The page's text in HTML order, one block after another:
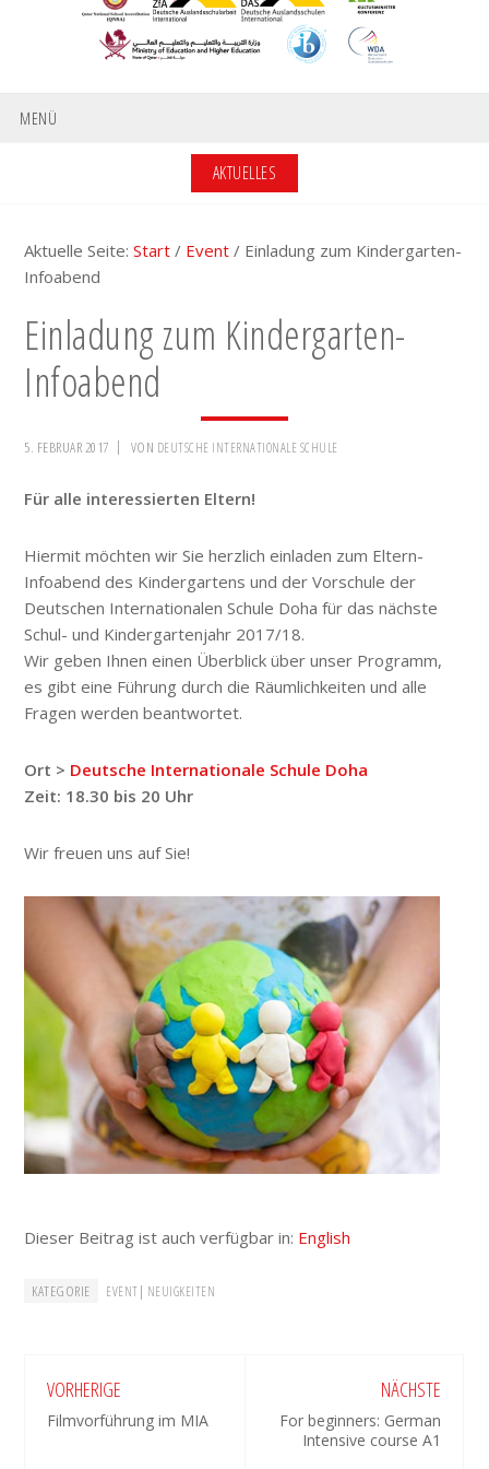
MENÜ
AKTUELLES
Aktuelle Seite:Start / Event / Einladung zum Kindergarten-
Infoabend
Einladung zum Kindergarten-
Infoabend
5. FEBRUAR 2017 VON DEUTSCHE INTERNATIONALE SCHULE
Für alle interessierten Eltern!
Hiermit möchten wir Sie herzlich einladen zum Eltern-
Infoabend des Kindergartens und der Vorschule der
Deutschen Internationalen Schule Doha für das nächste
Schul- und Kindergartenjahr 2017/18.
Wir geben Ihnen einen Überblick über unser Programm,
es gibt eine Führung durch die Räumlichkeiten und alle
Fragen werden beantwortet.
Ort > Deutsche Internationale Schule Doha
Zeit: 18.30 bis 20 Uhr
Wir freuen uns auf Sie!
Dieser Beitrag ist auch verfügbar in: English
KATEGORIE EVENT| NEUIGKEITEN
VORHERIGE
Filmvorführung im MIA
NÄCHSTE
For beginners: German
Intensive course A1